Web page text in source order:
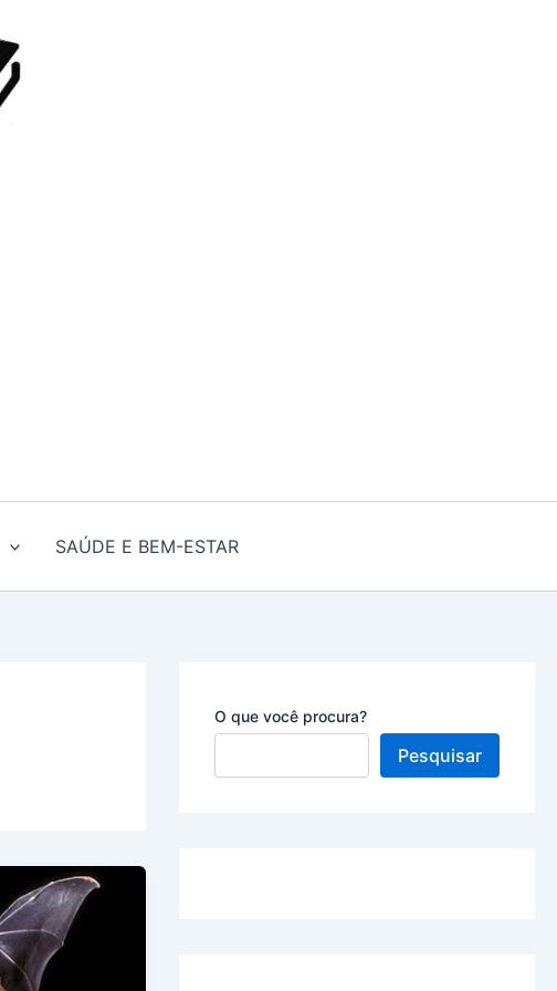
SAÚDE E BEM-ESTAR
O que você procura?
Pesquisar